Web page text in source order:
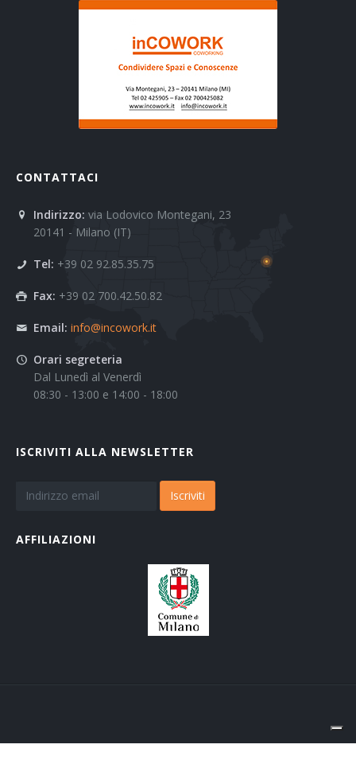
CONTATTACI
Indirizzo: via Lodovico Montegani, 23
20141 - Milano (IT)
Tel: +39 02 92.85.35.75
Fax: +39 02 700.42.50.82
Email: info@incowork.it
Orari segreteria
Dal Lunedì al Venerdì
08:30 - 13:00 e 14:00 - 18:00
ISCRIVITI ALLA NEWSLETTER
Iscriviti
AFFILIAZIONI